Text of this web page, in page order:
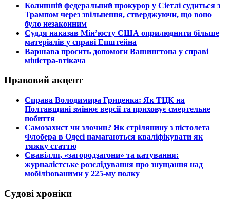
​Колишній федеральний прокурор у Сіетлі судиться з
Трампом через звільнення, стверджуючи, що воно
було незаконним
​Суддя наказав Мін’юсту США оприлюднити більше
матеріалів у справі Епштейна
​Варшава просить допомоги Вашингтона у справі
міністра-втікача
Правовий акцент
​Справа Володимира Гриценка: Як ТЦК на
Полтавщині змінює версії та приховує смертельне
побиття
​Самозахист чи злочин? Як стрілянину з пістолета
Флобера в Одесі намагаються кваліфікувати як
тяжку статтю
​Свавілля, «загородзагони» та катування:
журналістське розслідування про знущання над
мобілізованими у 225-му полку
Судові хроніки